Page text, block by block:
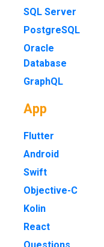
SQL Server
PostgreSQL
Oracle
Database
GraphQL
App
Flutter
Android
Swift
Objective-C
Kolin
React